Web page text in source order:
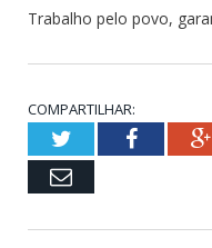
Trabalho pelo povo,
COMPARTILHAR:
TwitterFacebook
Email